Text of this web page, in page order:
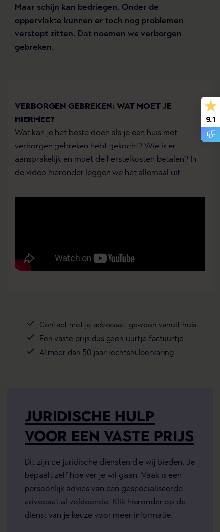
Maar schijn kan bedriegen. Onder de
oppervlakte kunnen er toch nog problemen
verstopt zitten. Dat noemen we verborgen
gebreken.
VERBORGEN GEBREKEN: WAT MOET JE
HIERMEE?
Wat kan je het beste doen als je een huis met
verborgen gebreken hebt gekocht? Wie is er
aansprakelijk en moet de herstelkosten betalen? In
de video hieronder leggen we het allemaal uit.
Contact met je advocaat, gewoon vanuit huis
Een vaste prijs dus geen uurtje-factuurtje
Al meer dan 50 jaar rechtshulpervaring
JURIDISCHE HULP
VOOR EEN VASTE PRIJS
Dit zijn de juridische diensten die wij bieden. Je
bepaalt zelf hoe ver je wil gaan. Vaak is een
persoonlijk advies van een gespecialiseerde
advocaat al voldoende. Klik hieronder op de
dienst van je keuze voor meer informatie.
9.1